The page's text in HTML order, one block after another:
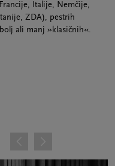
Italije, Nemčije,
ZDA), pestrih
ali manj »klasičnih«.